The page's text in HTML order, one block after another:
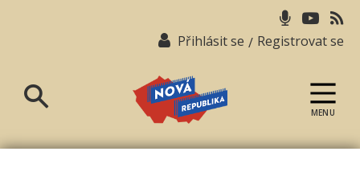
Přihlásit se / Registrovat se
republika
MENU